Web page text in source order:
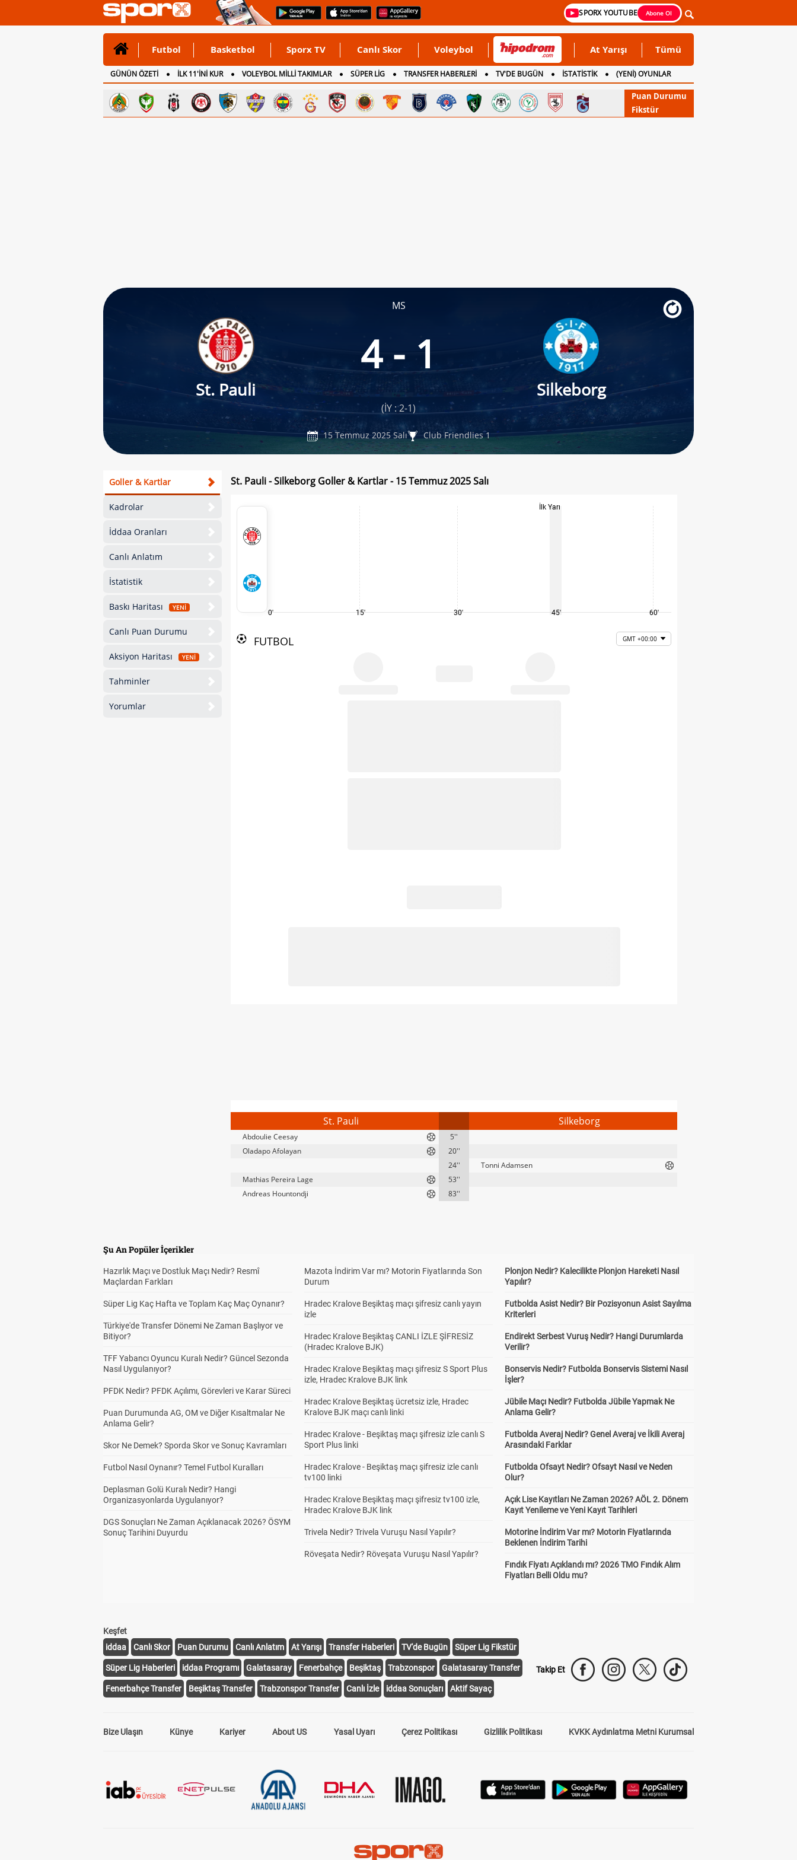
SPORX YOUTUBE Abone Ol
Futbol Basketbol Sporx TV Canlı Skor Voleybol At Yarışı Tümü
GÜNÜN ÖZETİ İLK 11'İNİ KUR VOLEYBOL MİLLİ TAKIMLAR SÜPER LİG TRANSFER HABERLERİ TV'DE BUGÜN İSTATİSTİK
(YENİ) OYUNLAR
CANLI ANLATIM
İNGİLTERE
Puan Durumu
Fikstür
MS
St. Pauli
4 - 1
Silkeborg
(İY : 2-1)
15 Temmuz 2025 Salı Club Friendlies 1
Goller & Kartlar
Kadrolar
İddaa Oranları
Canlı Anlatım
İstatistik
Baskı Haritası YENİ
Canlı Puan Durumu
Aksiyon Haritası YENİ
Tahminler
Yorumlar
St. Pauli - Silkeborg Goller & Kartlar - 15 Temmuz 2025 Salı
0' 15' 30'
İlk Yarı
45' 60'
FUTBOL GMT +00:00
St. Pauli Silkeborg
Abdoulie Ceesay
5''
Oladapo Afolayan
20''
24''
Tonni Adamsen
Mathias Pereira Lage
53''
Andreas Hountondji
83''
Şu An Popüler İçerikler
Hazırlık Maçı ve Dostluk Maçı Nedir? Resmî
Maçlardan Farkları
Süper Lig Kaç Hafta ve Toplam Kaç Maç Oynanır?
Türkiye'de Transfer Dönemi Ne Zaman Başlıyor ve
Bitiyor?
TFF Yabancı Oyuncu Kuralı Nedir? Güncel Sezonda
Nasıl Uygulanıyor?
PFDK Nedir? PFDK Açılımı, Görevleri ve Karar Süreci
Puan Durumunda AG, OM ve Diğer Kısaltmalar Ne
Anlama Gelir?
Skor Ne Demek? Sporda Skor ve Sonuç Kavramları
Futbol Nasıl Oynanır? Temel Futbol Kuralları
Deplasman Golü Kuralı Nedir? Hangi
Organizasyonlarda Uygulanıyor?
DGS Sonuçları Ne Zaman Açıklanacak 2026? ÖSYM
Sonuç Tarihini Duyurdu
Mazota İndirim Var mı? Motorin Fiyatlarında Son
Durum
Hradec Kralove Beşiktaş maçı şifresiz canlı yayın
izle
Hradec Kralove Beşiktaş CANLI İZLE ŞİFRESİZ
(Hradec Kralove BJK)
Hradec Kralove Beşiktaş maçı şifresiz S Sport Plus
izle, Hradec Kralove BJK link
Hradec Kralove Beşiktaş ücretsiz izle, Hradec
Kralove BJK maçı canlı linki
Hradec Kralove - Beşiktaş maçı şifresiz izle canlı S
Sport Plus linki
Hradec Kralove - Beşiktaş maçı şifresiz izle canlı
tv100 linki
Hradec Kralove Beşiktaş maçı şifresiz tv100 izle,
Hradec Kralove BJK link
Trivela Nedir? Trivela Vuruşu Nasıl Yapılır?
Röveşata Nedir? Röveşata Vuruşu Nasıl Yapılır?
Plonjon Nedir? Kalecilikte Plonjon Hareketi Nasıl
Yapılır?
Futbolda Asist Nedir? Bir Pozisyonun Asist Sayılma
Kriterleri
Endirekt Serbest Vuruş Nedir? Hangi Durumlarda
Verilir?
Bonservis Nedir? Futbolda Bonservis Sistemi Nasıl
İşler?
Jübile Maçı Nedir? Futbolda Jübile Yapmak Ne
Anlama Gelir?
Futbolda Averaj Nedir? Genel Averaj ve İkili Averaj
Arasındaki Farklar
Futbolda Ofsayt Nedir? Ofsayt Nasıl ve Neden
Olur?
Açık Lise Kayıtları Ne Zaman 2026? AÖL 2. Dönem
Kayıt Yenileme ve Yeni Kayıt Tarihleri
Motorine İndirim Var mı? Motorin Fiyatlarında
Beklenen İndirim Tarihi
Fındık Fiyatı Açıklandı mı? 2026 TMO Fındık Alım
Fiyatları Belli Oldu mu?
Keşfet
iddaa
Canlı Skor Puan Durumu Canlı Anlatım At Yarışı Transfer Haberleri TV'de Bugün Süper Lig Fikstür
Süper Lig Haberleri iddaa Programı Galatasaray Fenerbahçe Beşiktaş Trabzonspor Galatasaray Transfer
Fenerbahçe Transfer Beşiktaş Transfer Trabzonspor Transfer Canlı İzle iddaa Sonuçları Aktif Sayaç
Takip Et
Bize Ulaşın Künye Kariyer About US Yasal Uyarı Çerez Politikası Gizlilik Politikası KVKK Aydınlatma Metni Kurumsal